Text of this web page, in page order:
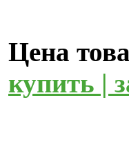
Цена
купить |